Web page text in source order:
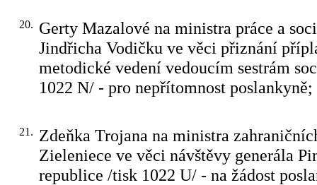
20. Gerty Mazalové na ministra práce a
Jindřicha Vodičku ve věci přiznání
metodické vedení vedoucím sestrám
1022 N/ - pro nepřítomnost poslankyně;
21. Zdeňka Trojana na ministra
Zieleniece ve věci návštěvy generála
republice /tisk 1022 U/ - na žádost